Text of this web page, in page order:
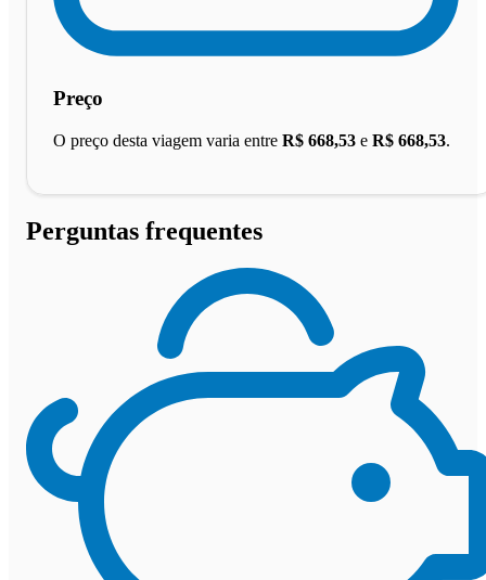
Preço
O preço desta viagem varia entre R$ 668,53 e R$ 668,53.
Perguntas frequentes